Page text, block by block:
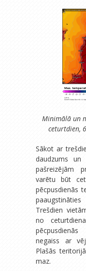
Minimālā un
ceturtdien,
Sākot ar
daudzums
pašreizējām
varētu būt
pēcpusdienās
Trešdien
no
negaiss ar
Plašās
maz.